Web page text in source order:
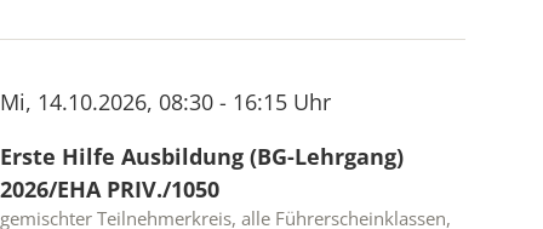
Mi, 14.10.2026, 08:30 - 16:15 Uhr
Erste Hilfe Ausbildung (BG-Lehrgang)
2026/EHA PRIV./1050
gemischter Teilnehmerkreis, alle Führerscheinklassen,